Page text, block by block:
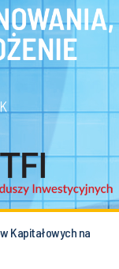
Kapitałowych na